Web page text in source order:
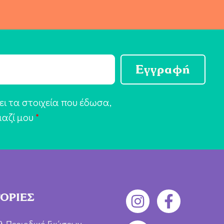
τα στοιχεία που έδωσα,
μου *
Εγγραφή